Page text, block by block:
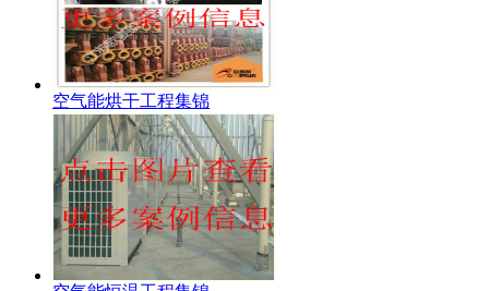
空气能烘干工程集锦